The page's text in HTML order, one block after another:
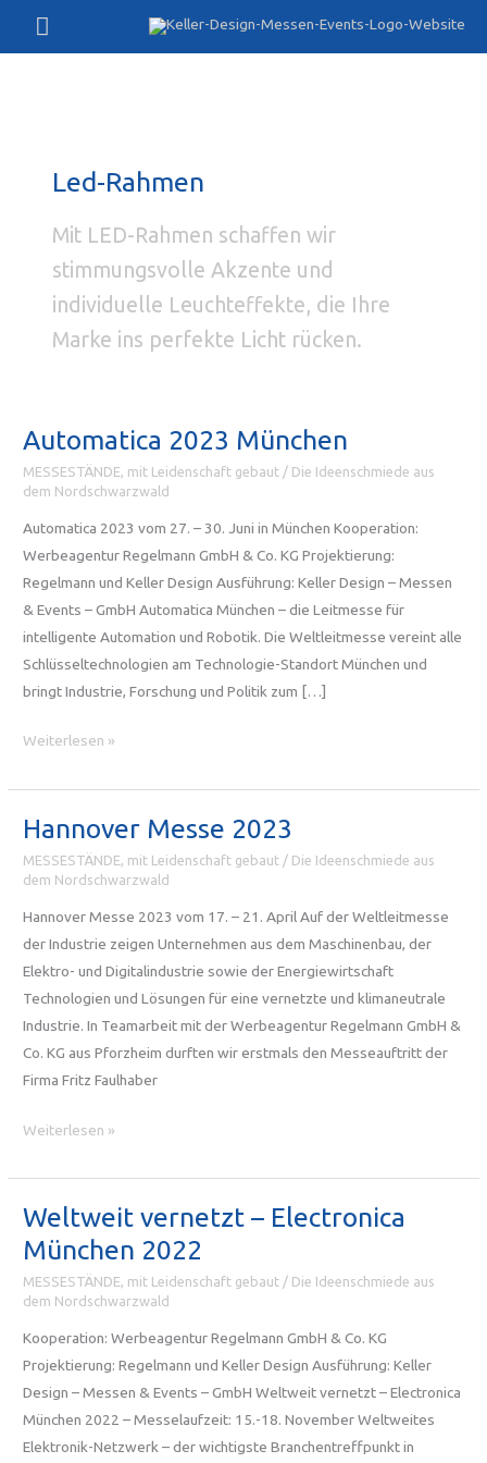
Hauptmenü
Led-Rahmen
Mit LED-Rahmen schaffen wir
stimmungsvolle Akzente und
individuelle Leuchteffekte, die Ihre
Marke ins perfekte Licht rücken.
Automatica 2023 München
MESSESTÄNDE, mit Leidenschaft gebaut / Die Ideenschmiede aus
dem Nordschwarzwald
Automatica 2023 vom 27. – 30. Juni in München Kooperation:
Werbeagentur Regelmann GmbH & Co. KG Projektierung:
Regelmann und Keller Design Ausführung: Keller Design – Messen
& Events – GmbH Automatica München – die Leitmesse für
intelligente Automation und Robotik. Die Weltleitmesse vereint alle
Schlüsseltechnologien am Technologie-Standort München und
bringt Industrie, Forschung und Politik zum […]
Automatica
München
Weiterlesen »
Hannover Messe 2023
MESSESTÄNDE, mit Leidenschaft gebaut / Die Ideenschmiede aus
dem Nordschwarzwald
Hannover Messe 2023 vom 17. – 21. April Auf der Weltleitmesse
der Industrie zeigen Unternehmen aus dem Maschinenbau, der
Elektro- und Digitalindustrie sowie der Energiewirtschaft
Technologien und Lösungen für eine vernetzte und klimaneutrale
Industrie. In Teamarbeit mit der Werbeagentur Regelmann GmbH &
Co. KG aus Pforzheim durften wir erstmals den Messeauftritt der
Firma Fritz Faulhaber
Hannover
2023
Weiterlesen »
Weltweit vernetzt – Electronica
München 2022
MESSESTÄNDE, mit Leidenschaft gebaut / Die Ideenschmiede aus
dem Nordschwarzwald
Kooperation: Werbeagentur Regelmann GmbH & Co. KG
Projektierung: Regelmann und Keller Design Ausführung: Keller
Design – Messen & Events – GmbH Weltweit vernetzt – Electronica
München 2022 – Messelaufzeit: 15.-18. November Weltweites
Elektronik-Netzwerk – der wichtigste Branchentreffpunkt in